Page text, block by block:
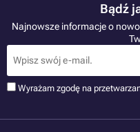
Bądź
Najnowsze informacje o
Wyrażam zgodę na